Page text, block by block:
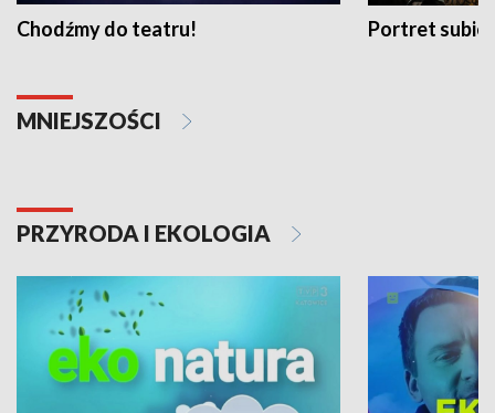
Chodźmy do teatru! Portret
MNIEJSZOŚCI
PRZYRODA I EKOLOGIA